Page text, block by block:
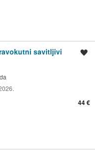
savitljivi
44 €